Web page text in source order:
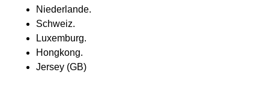
Niederlande.
Schweiz.
Luxemburg.
Hongkong.
Jersey (GB)